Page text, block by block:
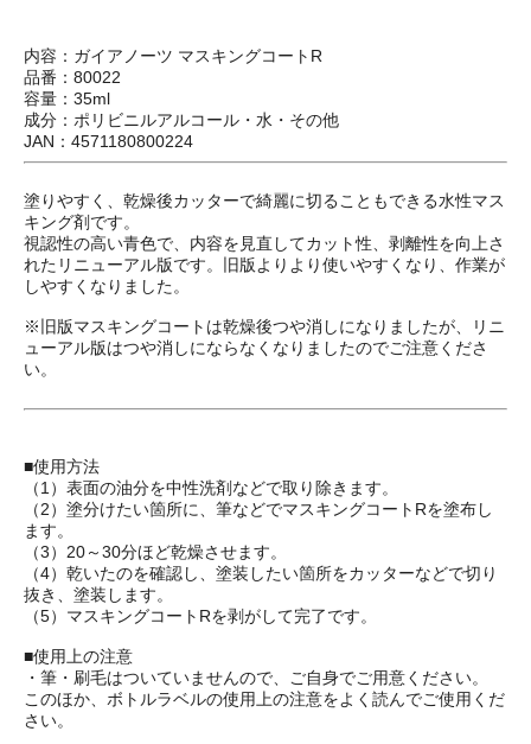
内容：ガイアノーツ マスキングコートR
品番：80022
容量：35ml
成分：ポリビニルアルコール・水・その他
JAN：4571180800224
塗りやすく、乾燥後カッターで綺麗に切ることもできる水性マス
キング剤です。
視認性の高い青色で、内容を見直してカット性、剥離性を向上さ
れたリニューアル版です。旧版よりより使いやすくなり、作業が
しやすくなりました。
※旧版マスキングコートは乾燥後つや消しになりましたが、リニ
ューアル版はつや消しにならなくなりましたのでご注意くださ
い。
■使用方法
（1）表面の油分を中性洗剤などで取り除きます。
（2）塗分けたい箇所に、筆などでマスキングコートRを塗布し
ます。
（3）20～30分ほど乾燥させます。
（4）乾いたのを確認し、塗装したい箇所をカッターなどで切り
抜き、塗装します。
（5）マスキングコートRを剥がして完了です。
■使用上の注意
・筆・刷毛はついていませんので、ご自身でご用意ください。
このほか、ボトルラベルの使用上の注意をよく読んでご使用くだ
さい。